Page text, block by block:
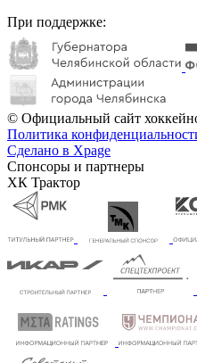
При поддержке:
© Официальный сайт
Политика
Сделано в Xpage
Спонсоры и партнеры
ХК Трактор